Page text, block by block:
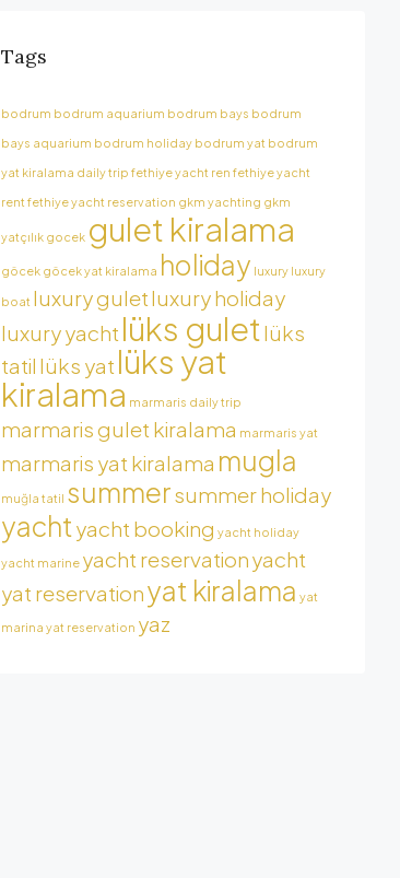
Tags
bodrum bodrum aquarium bodrum bays bodrum
bays aquarium bodrum holiday bodrum yat bodrum
yat kiralama daily trip fethiye yacht ren fethiye yacht
rent fethiye yacht reservation gkm yachting gkm
yatçılık gocek gulet kiralama
göcek göcek yat kiralama holiday luxury luxury
boat luxury guletluxury holiday
luxury yacht lüks guletlüks
tatil lüks yat lüks yat
kiralama marmaris daily trip
marmaris gulet kiralama marmaris yat
marmaris yat kiralama mugla
muğla tatil summersummer holiday
yachtyacht booking yacht holiday
yacht marine yacht reservationyacht
yat reservationyat kiralama yat
marina yat reservation yaz